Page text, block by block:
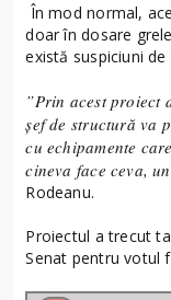
În mod normal,
doar în dosare
există suspiciuni
”Prin acest proiect
şef de structură va
cu echipamente
cineva face ceva,
Rodeanu.
Proiectul a trecut
Senat pentru votul